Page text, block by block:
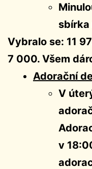
sbírka
Vybralo se: 11
7 000. Všem
Adorační
V
v